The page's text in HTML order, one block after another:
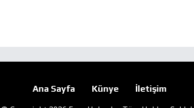
Ana Sayfa Künye İletişim